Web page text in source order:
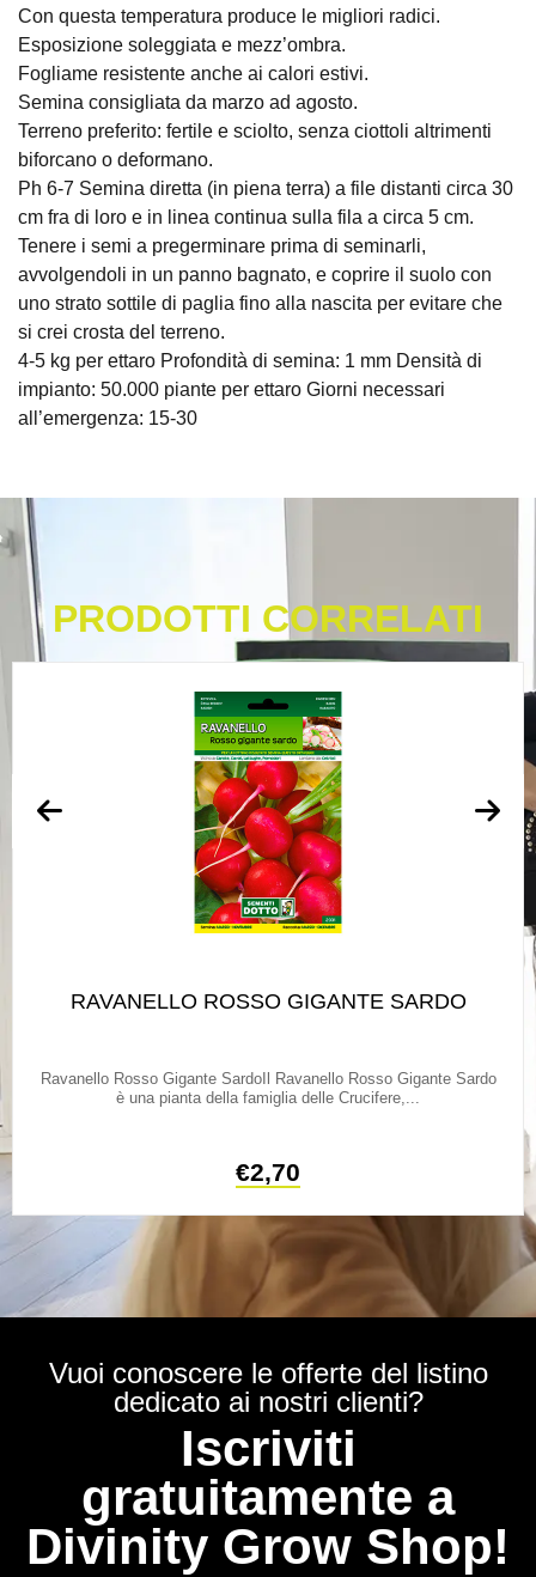
Con questa temperatura produce le migliori radici.
Esposizione soleggiata e mezz’ombra.
Fogliame resistente anche ai calori estivi.
Semina consigliata da marzo ad agosto.
Terreno preferito: fertile e sciolto, senza ciottoli altrimenti
biforcano o deformano.
Ph 6-7 Semina diretta (in piena terra) a file distanti circa 30
cm fra di loro e in linea continua sulla fila a circa 5 cm.
Tenere i semi a pregerminare prima di seminarli,
avvolgendoli in un panno bagnato, e coprire il suolo con
uno strato sottile di paglia fino alla nascita per evitare che
si crei crosta del terreno.
4-5 kg per ettaro Profondità di semina: 1 mm Densità di
impianto: 50.000 piante per ettaro Giorni necessari
all’emergenza: 15-30
PRODOTTI CORRELATI
RAVANELLO ROSSO GIGANTE SARDO
Ravanello Rosso Gigante SardoIl Ravanello Rosso Gigante Sardo
è una pianta della famiglia delle Crucifere,...
€2,70
Vuoi conoscere le offerte del listino
dedicato ai nostri clienti?
Iscriviti
gratuitamente a
Divinity Grow Shop!